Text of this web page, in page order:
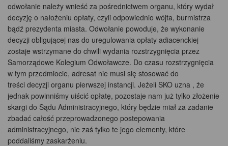
odwołanie należy wnieść za pośrednictwem organu, który wydał
decyzję o nałożeniu opłaty, czyli odpowiednio wójta, burmistrza
bądź prezydenta miasta. Odwołanie powoduje, że wykonanie
decyzji obligującej nas do uregulowania opłaty adiacenckiej
zostaje wstrzymane do chwili wydania rozstrzygnięcia przez
Samorządowe Kolegium Odwoławcze. Do czasu rozstrzygnięcia
w tym przedmiocie, adresat nie musi się stosować do
treści decyzji organu pierwszej instancji. Jeżeli SKO uzna , że
jednak powinniśmy uiścić opłatę, pozostaje nam już tylko złożenie
skargi do Sądu Administracyjnego, który będzie miał za zadanie
zbadać całość przeprowadzonego postepowania
administracyjnego, nie zaś tylko te jego elementy, które
poddaliśmy zaskarżeniu.